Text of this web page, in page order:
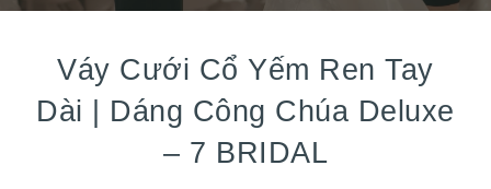
Váy Cưới Cổ Yếm Ren Tay
Dài | Dáng Công Chúa Deluxe
– 7 BRIDAL